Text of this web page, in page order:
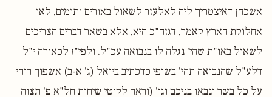
אשכחן דאיצטריך ליה לאלעזר לשאול באורים ותומים, לאו
אחלוקת הארץ קאמר, דגזה"כ היא, אלא בשאר דברים הצריכים
לשאול באו"ת שהי' נגלה לו בנבואה עכ"ל. ולפי"ז לכאורה י"ל
דלע"ל שהנבואה תהי' בשופי כדכתיב ביואל (ג' א-ב) אשפוך רוחי
על כל בשר ונבאו בניכם וגו' (וראה לקוטי שיחות חל"א פ' תצוה